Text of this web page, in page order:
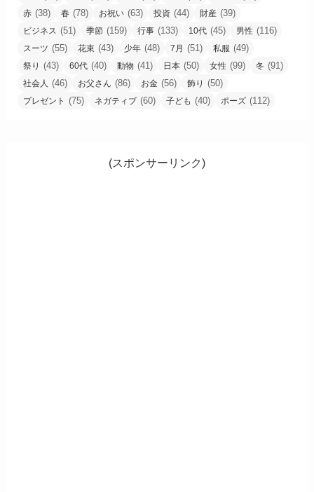
赤 (38) 春 (78) お祝い (63) 投資 (44) 財産 (39)
ビジネス (51) 季節 (159) 行事 (133) 10代 (45) 男性 (116)
スーツ (55) 花束 (43) 少年 (48) 7月 (51) 私服 (49)
祭り (43) 60代 (40) 動物 (41) 日本 (50) 女性 (99) 冬 (91)
社会人 (46) お父さん (86) お金 (56) 飾り (50)
プレゼント (75) ネガティブ (60) 子ども (40) ポーズ (112)
(スポンサーリンク)